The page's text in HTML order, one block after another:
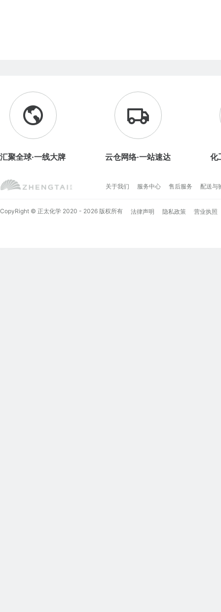
汇聚全球·一线大牌 云仓网络·一站速达 化
关于我们 服务中心 售后服务 配送与
CopyRight © 正太化学 2020 - 2026 版权所有 法律声明 隐私政策 营业执照